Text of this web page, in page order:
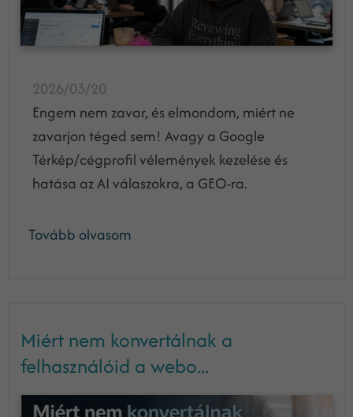
2026/03/20
Engem nem zavar, és elmondom, miért ne
zavarjon téged sem! Avagy a Google
Térkép/cégprofil vélemények kezelése és
hatása az AI válaszokra, a GEO-ra.
Tovább olvasom
Miért nem konvertálnak a
felhasználóid a webo...